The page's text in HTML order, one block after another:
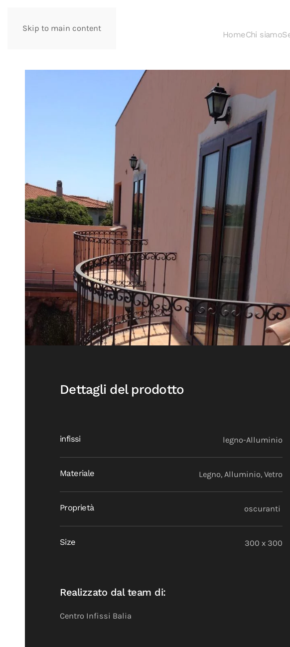
Skip to main content
HomeChi siamo
Dettagli del prodotto
infissi legno-Alluminio
Materiale Legno, Alluminio, Vetro
Proprietà oscuranti
Size 300 x 300
Realizzato dal team di:
Centro Infissi Balia